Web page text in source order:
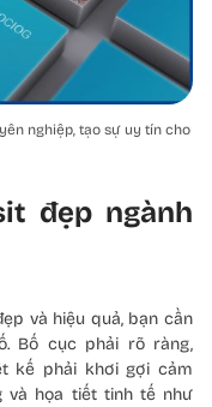
nghiệp, tạo sự uy tín cho
đẹp ngành
và hiệu quả, bạn cần
Bố cục phải rõ ràng,
kế phải khơi gợi cảm
và họa tiết tinh tế như